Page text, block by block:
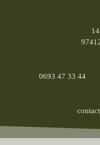
0693 47 33 44